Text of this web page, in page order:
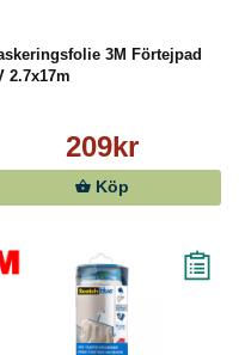
3M Förtejpad
2.7x17m
209kr
Köp